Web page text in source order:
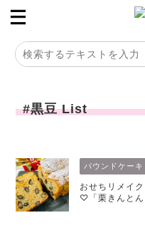
#黒豆 List
パウンドケーキ
おせちリメイ
♡「栗きんとん